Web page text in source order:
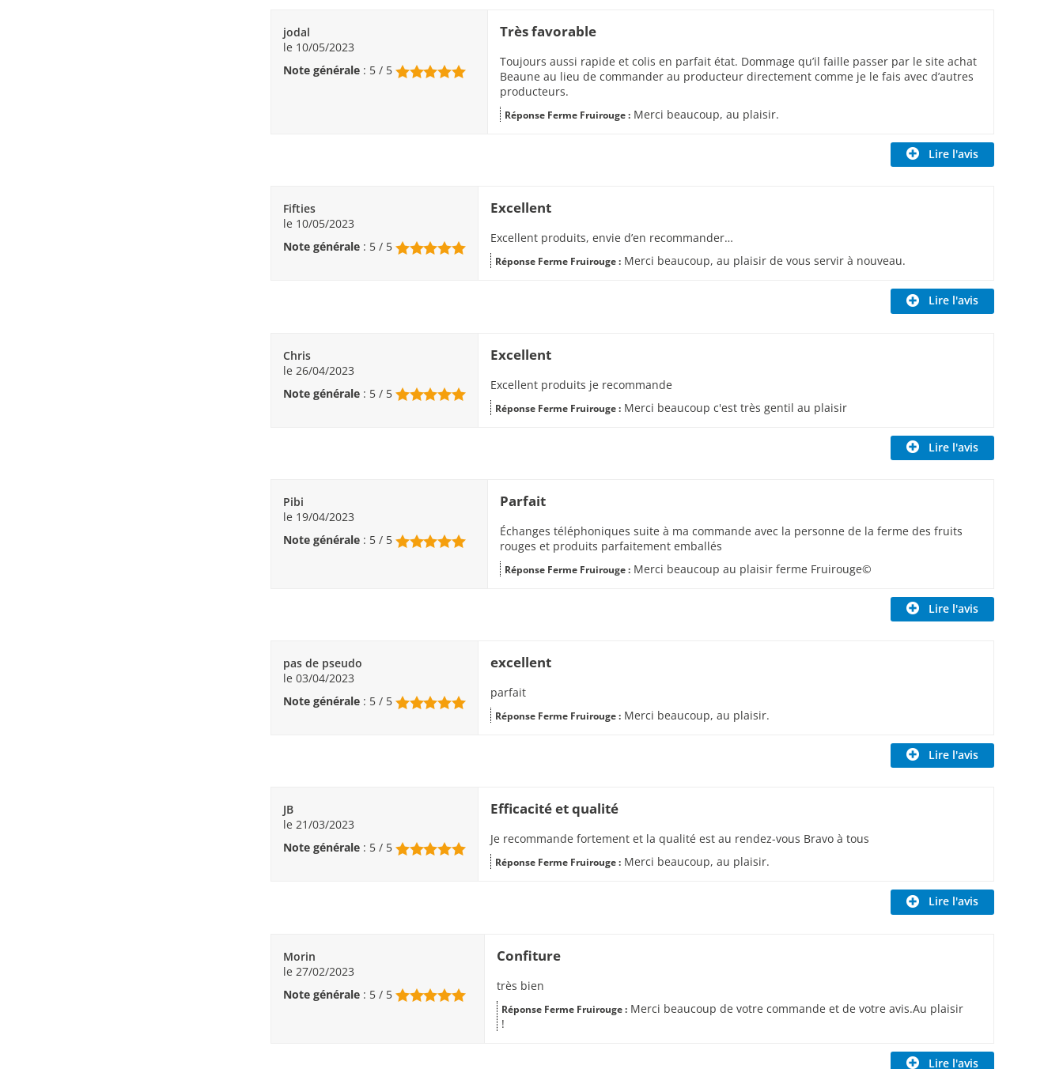
jodal
le 10/05/2023
Note générale : 5 / 5
Très favorable
Toujours aussi rapide et colis en parfait état. Dommage qu’il faille passer par le site achat
Beaune au lieu de commander au producteur directement comme je le fais avec d’autres
producteurs.
Réponse Ferme Fruirouge : Merci beaucoup, au plaisir.
Lire l'avis
Fifties
le 10/05/2023
Note générale : 5 / 5
Excellent
Excellent produits, envie d’en recommander…
Réponse Ferme Fruirouge : Merci beaucoup, au plaisir de vous servir à nouveau.
Lire l'avis
Chris
le 26/04/2023
Note générale : 5 / 5
Excellent
Excellent produits je recommande
Réponse Ferme Fruirouge : Merci beaucoup c'est très gentil au plaisir
Lire l'avis
Pibi
le 19/04/2023
Note générale : 5 / 5
Parfait
Échanges téléphoniques suite à ma commande avec la personne de la ferme des fruits
rouges et produits parfaitement emballés
Réponse Ferme Fruirouge : Merci beaucoup au plaisir ferme Fruirouge©
Lire l'avis
pas de pseudo
le 03/04/2023
Note générale : 5 / 5
excellent
parfait
Réponse Ferme Fruirouge : Merci beaucoup, au plaisir.
Lire l'avis
JB
le 21/03/2023
Note générale : 5 / 5
Efficacité et qualité
Je recommande fortement et la qualité est au rendez-vous Bravo à tous
Réponse Ferme Fruirouge : Merci beaucoup, au plaisir.
Lire l'avis
Morin
le 27/02/2023
Note générale : 5 / 5
Confiture
très bien
Réponse Ferme Fruirouge : Merci beaucoup de votre commande et de votre avis.Au plaisir
!
Lire l'avis